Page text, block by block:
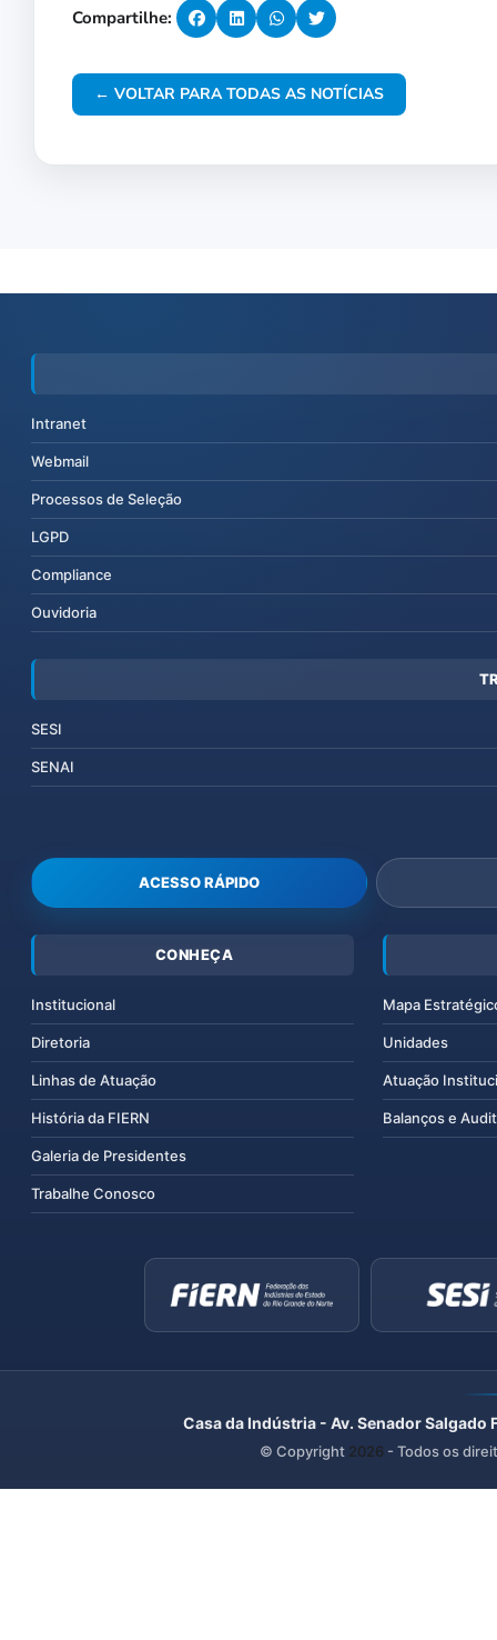
Compartilhe:
← VOLTAR PARA TODAS AS NOTÍCIAS
Intranet
Webmail
Processos de Seleção
LGPD
Compliance
Ouvidoria
SESI
SENAI
ACESSO RÁPIDO
CONHEÇA
Institucional
Diretoria
Linhas de Atuação
História da FIERN
Galeria de Presidentes
Trabalhe Conosco
Mapa
Unidades
Atuação
Balanços e
Casa da Indústria - Av. Senador
© Copyright 2026 - Todos os